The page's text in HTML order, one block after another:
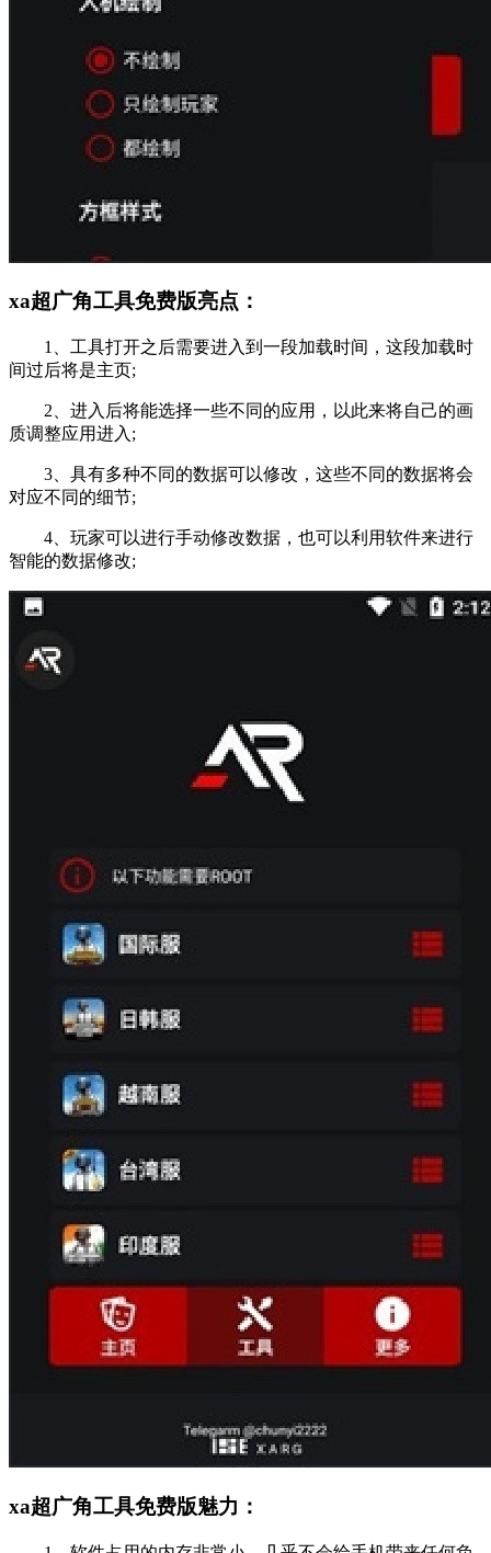
xa超广角工具免费版亮点：
1、工具打开之后需要进入到一段加载时间，这段加载时
间过后将是主页;
2、进入后将能选择一些不同的应用，以此来将自己的画
质调整应用进入;
3、具有多种不同的数据可以修改，这些不同的数据将会
对应不同的细节;
4、玩家可以进行手动修改数据，也可以利用软件来进行
智能的数据修改;
xa超广角工具免费版魅力：